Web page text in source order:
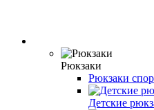
Рюкзаки
Рюкзаки
Детские